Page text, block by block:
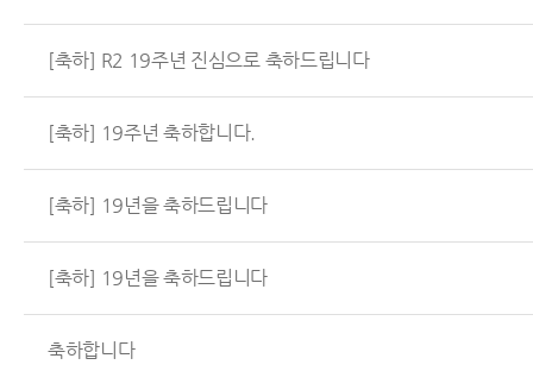
[축하] R2 19주년 진심으로 축하드립니다
[축하] 19주년 축하합니다.
[축하] 19년을 축하드립니다
[축하] 19년을 축하드립니다
축하합니다